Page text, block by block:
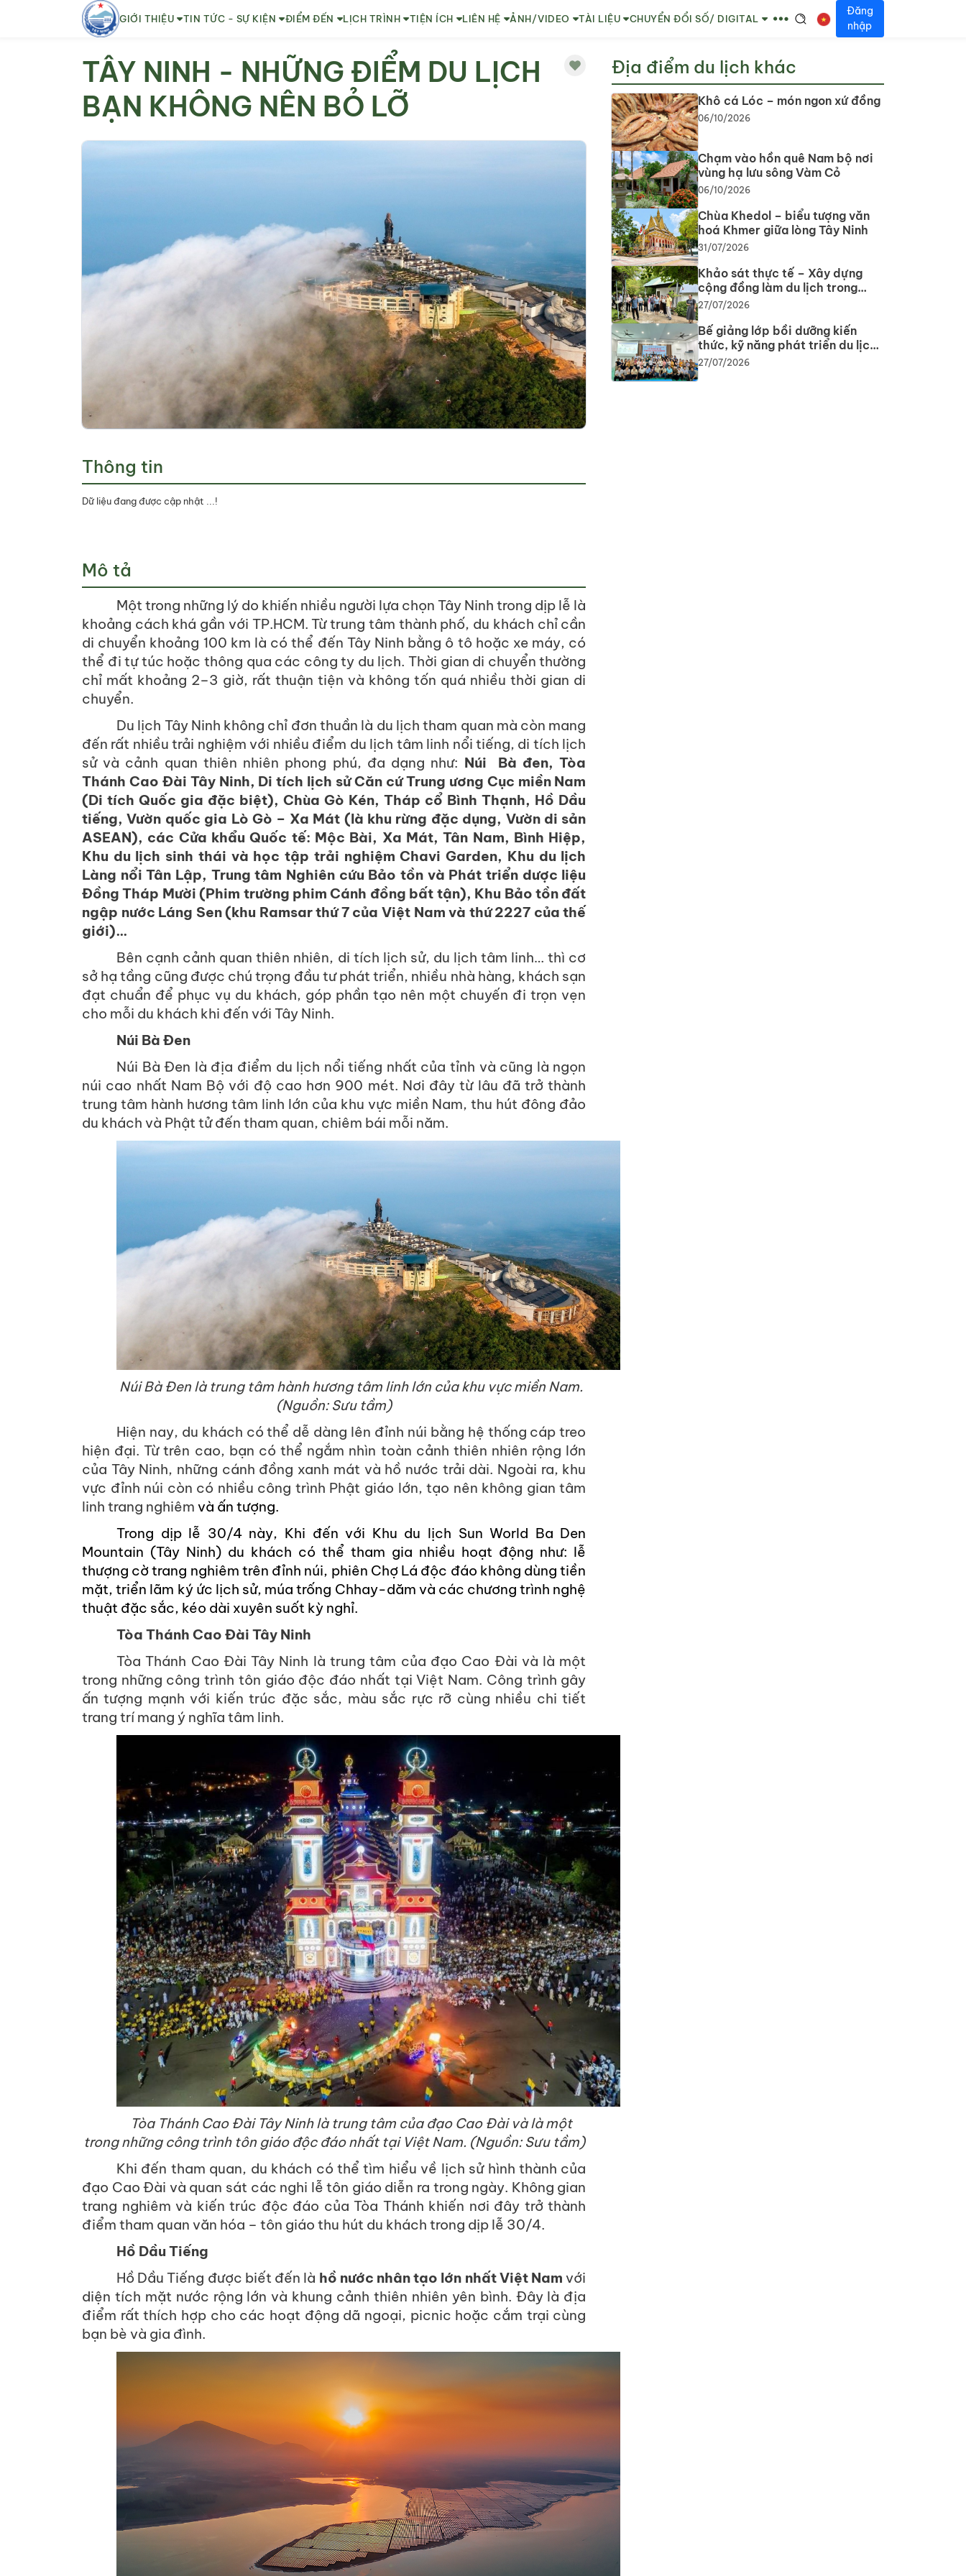
GIỚI THIỆU TIN TỨC - SỰ KIỆN ĐIỂM ĐẾN LỊCH TRÌNH TIỆN ÍCH LIÊN HỆ ẢNH/VIDEO TÀI LIỆU CHUYỂN ĐỔI SỐ/ DIGITAL
Đăng
nhập
TÂY NINH - NHỮNG ĐIỂM DU LỊCH
BẠN KHÔNG NÊN BỎ LỠ
Thông tin
Dữ liệu đang được cập nhật ...!
Mô tả
Một trong những lý do khiến nhiều người lựa chọn Tây Ninh trong dịp lễ là
khoảng cách khá gần với TP.HCM. Từ trung tâm thành phố, du khách chỉ cần
di chuyển khoảng 100 km là có thể đến Tây Ninh bằng ô tô hoặc xe máy, có
thể đi tự túc hoặc thông qua các công ty du lịch. Thời gian di chuyển thường
chỉ mất khoảng 2–3 giờ, rất thuận tiện và không tốn quá nhiều thời gian di
chuyển.
Du lịch Tây Ninh không chỉ đơn thuần là du lịch tham quan mà còn mang
đến rất nhiều trải nghiệm với nhiều điểm du lịch tâm linh nổi tiếng, di tích lịch
sử và cảnh quan thiên nhiên phong phú, đa dạng như: Núi Bà đen, Tòa
Thánh Cao Đài Tây Ninh, Di tích lịch sử Căn cứ Trung ương Cục miền Nam
(Di tích Quốc gia đặc biệt), Chùa Gò Kén, Tháp cổ Bình Thạnh, Hồ Dầu
tiếng, Vườn quốc gia Lò Gò – Xa Mát (là khu rừng đặc dụng, Vườn di sản
ASEAN), các Cửa khẩu Quốc tế: Mộc Bài, Xa Mát, Tân Nam, Bình Hiệp,
Khu du lịch sinh thái và học tập trải nghiệm Chavi Garden, Khu du lịch
Làng nổi Tân Lập, Trung tâm Nghiên cứu Bảo tồn và Phát triển dược liệu
Đồng Tháp Mười (Phim trường phim Cánh đồng bất tận), Khu Bảo tồn đất
ngập nước Láng Sen (khu Ramsar thứ 7 của Việt Nam và thứ 2227 của thế
giới)…
Bên cạnh cảnh quan thiên nhiên, di tích lịch sử, du lịch tâm linh… thì cơ
sở hạ tầng cũng được chú trọng đầu tư phát triển, nhiều nhà hàng, khách sạn
đạt chuẩn để phục vụ du khách, góp phần tạo nên một chuyến đi trọn vẹn
cho mỗi du khách khi đến với Tây Ninh.
Núi Bà Đen
Núi Bà Đen là địa điểm du lịch nổi tiếng nhất của tỉnh và cũng là ngọn
núi cao nhất Nam Bộ với độ cao hơn 900 mét. Nơi đây từ lâu đã trở thành
trung tâm hành hương tâm linh lớn của khu vực miền Nam, thu hút đông đảo
du khách và Phật tử đến tham quan, chiêm bái mỗi năm.
Núi Bà Đen là trung tâm hành hương tâm linh lớn của khu vực miền Nam.
(Nguồn: Sưu tầm)
Hiện nay, du khách có thể dễ dàng lên đỉnh núi bằng hệ thống cáp treo
hiện đại. Từ trên cao, bạn có thể ngắm nhìn toàn cảnh thiên nhiên rộng lớn
của Tây Ninh, những cánh đồng xanh mát và hồ nước trải dài. Ngoài ra, khu
vực đỉnh núi còn có nhiều công trình Phật giáo lớn, tạo nên không gian tâm
linh trang nghiêm và ấn tượng.
Trong dịp lễ 30/4 này, Khi đến với Khu du lịch Sun World Ba Den
Mountain (Tây Ninh) du khách có thể tham gia nhiều hoạt động như: lễ
thượng cờ trang nghiêm trên đỉnh núi, phiên Chợ Lá độc đáo không dùng tiền
mặt, triển lãm ký ức lịch sử, múa trống Chhay-dăm và các chương trình nghệ
thuật đặc sắc, kéo dài xuyên suốt kỳ nghỉ.
Tòa Thánh Cao Đài Tây Ninh
Tòa Thánh Cao Đài Tây Ninh là trung tâm của đạo Cao Đài và là một
trong những công trình tôn giáo độc đáo nhất tại Việt Nam. Công trình gây
ấn tượng mạnh với kiến trúc đặc sắc, màu sắc rực rỡ cùng nhiều chi tiết
trang trí mang ý nghĩa tâm linh.
Tòa Thánh Cao Đài Tây Ninh là trung tâm của đạo Cao Đài và là một
trong những công trình tôn giáo độc đáo nhất tại Việt Nam. (Nguồn: Sưu tầm)
Khi đến tham quan, du khách có thể tìm hiểu về lịch sử hình thành của
đạo Cao Đài và quan sát các nghi lễ tôn giáo diễn ra trong ngày. Không gian
trang nghiêm và kiến trúc độc đáo của Tòa Thánh khiến nơi đây trở thành
điểm tham quan văn hóa – tôn giáo thu hút du khách trong dịp lễ 30/4.
Hồ Dầu Tiếng
Hồ Dầu Tiếng được biết đến là hồ nước nhân tạo lớn nhất Việt Nam với
diện tích mặt nước rộng lớn và khung cảnh thiên nhiên yên bình. Đây là địa
điểm rất thích hợp cho các hoạt động dã ngoại, picnic hoặc cắm trại cùng
bạn bè và gia đình.
Địa điểm du lịch khác
Khô cá Lóc – món ngon xứ đồng
06/10/2026
Chạm vào hồn quê Nam bộ nơi
vùng hạ lưu sông Vàm Cỏ
06/10/2026
Chùa Khedol – biểu tượng văn
hoá Khmer giữa lòng Tây Ninh
31/07/2026
Khảo sát thực tế – Xây dựng
cộng đồng làm du lịch trong
phát triển du lịch cộng đồng tại
27/07/2026
Bế giảng lớp bồi dưỡng kiến
thức, kỹ năng phát triển du lịch
cộng đồng: Gắn lý thuyết với
27/07/2026